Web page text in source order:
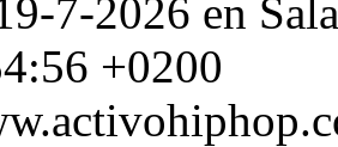
7-2026 en
+0200